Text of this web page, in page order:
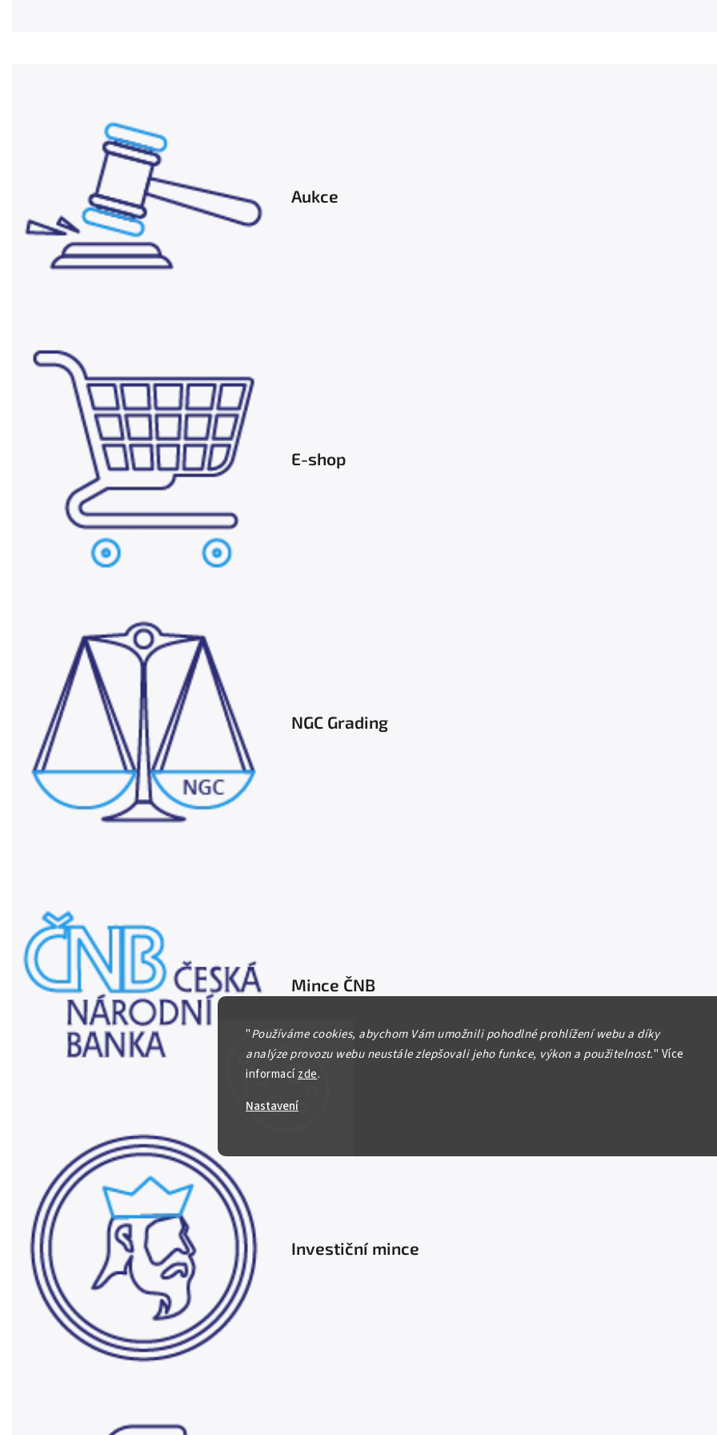
"Používáme cookies, abychom Vám umožnili pohodlné prohlížení webu a díky
analýze provozu webu neustále zlepšovali jeho funkce, výkon a použitelnost." Více
informacízde.
Nastavení
Aukce
E-shop
NGC Grading
Mince ČNB
Investiční mince